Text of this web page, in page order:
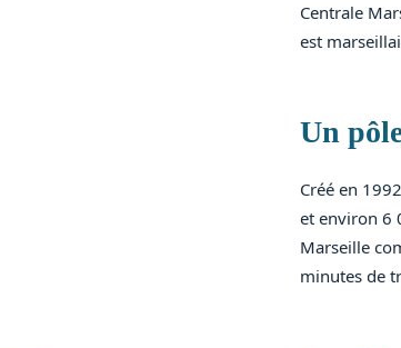
Centrale
est
Un
Créé en
et environ 6
Marseille
minutes de